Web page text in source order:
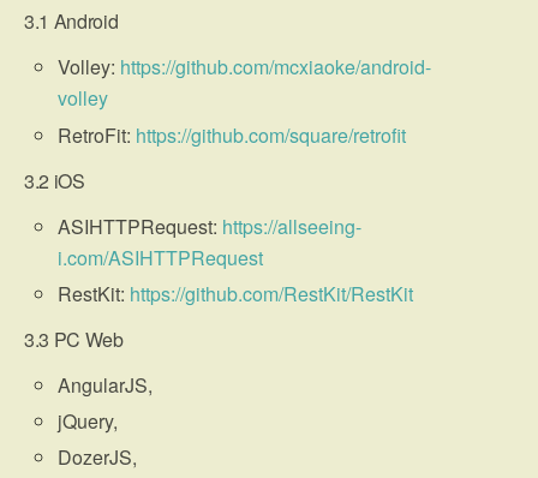
3.1 Android
Volley: https://github.com/mcxiaoke/android-
volley
RetroFit: https://github.com/square/retrofit
3.2 iOS
ASIHTTPRequest: https://allseeing-
i.com/ASIHTTPRequest
RestKit: https://github.com/RestKit/RestKit
3.3 PC Web
AngularJS,
jQuery,
DozerJS,